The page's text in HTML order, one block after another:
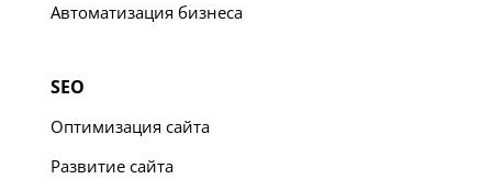
Автоматизация бизнеса
SEO
Оптимизация сайта
Развитие сайта